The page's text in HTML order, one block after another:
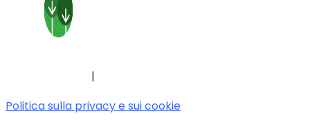
|
Politica sulla privacy e sui cookie